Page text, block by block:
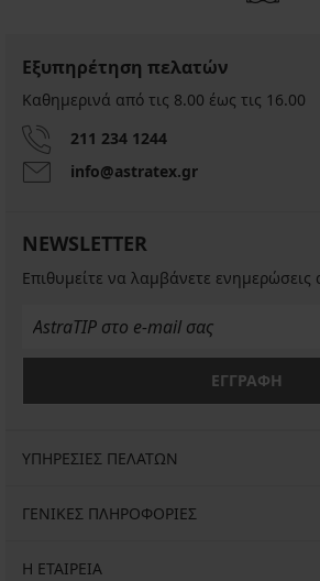
Εξυπηρέτηση πελατών
Καθημερινά από τις 8.00 έως τις 16.00
211 234 1244
info@astratex.gr
NEWSLETTER
Επιθυμείτε να λαμβάνετε ενημερώσεις
ΕΓΓΡΑΦΗ
ΥΠΗΡΕΣΙΕΣ ΠΕΛΑΤΩΝ
ΓΕΝΙΚΕΣ ΠΛΗΡΟΦΟΡΙΕΣ
Η ΕΤΑΙΡΕΙΑ